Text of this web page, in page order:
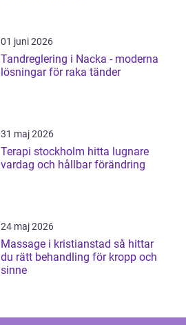
01 juni 2026
Tandreglering i Nacka - moderna
lösningar för raka tänder
31 maj 2026
Terapi stockholm hitta lugnare
vardag och hållbar förändring
24 maj 2026
Massage i kristianstad så hittar
du rätt behandling för kropp och
sinne